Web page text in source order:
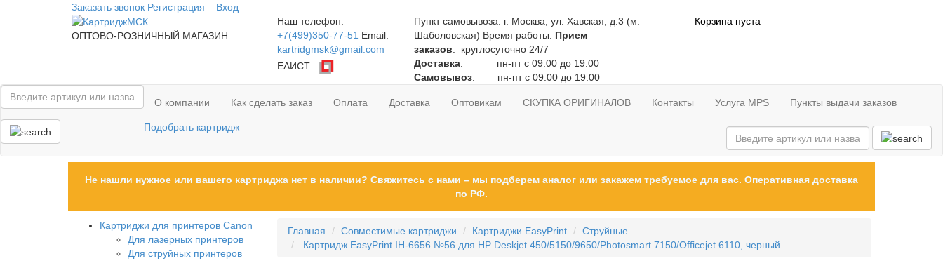
Заказать звонок Регистрация Вход
ОПТОВО-РОЗНИЧНЫЙ МАГАЗИН
Наш телефон:
+7(499)350-77-51 Email:
kartridgmsk@gmail.com
ЕАИСТ:
Пункт самовывоза: г. Москва, ул. Хавская, д.3 (м.
Шаболовская) Время работы: Прием
заказов: круглосуточно 24/7
Доставка: пн-пт с 09:00 до 19.00
Самовывоз: пн-пт с 09:00 до 19.00
Корзина пуста
О компании Как сделать заказ Оплата Доставка Оптовикам СКУПКА ОРИГИНАЛОВ Контакты Услуга MPS Пункты выдачи заказов
Подобрать картридж
Не нашли нужное или вашего картриджа нет в наличии? Свяжитесь с нами – мы подберем аналог или закажем требуемое для вас. Оперативная доставка
по РФ.
Главная Совместимые картриджи Картриджи EasyPrint
Струйные
Картридж EasyPrint IH-6656 №56 для HP Deskjet 450/5150/9650/Photosmart 7150/Officejet 6110, черный
Картриджи для принтеров Сanon
Для лазерных принтеров
Для струйных принтеров